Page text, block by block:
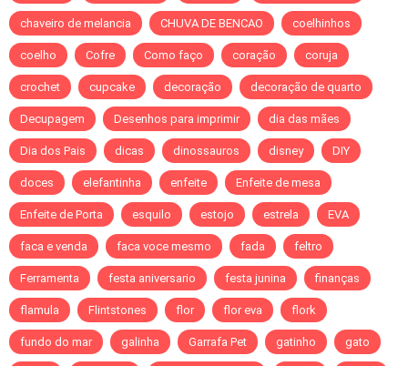
chaveiro de melancia CHUVA DE BENCAO coelhinhos
coelho Cofre Como faço coração coruja
crochet cupcake decoração decoração de quarto
Decupagem Desenhos para imprimir dia das mães
Dia dos Pais dicas dinossauros disney DIY
doces elefantinha enfeite Enfeite de mesa
Enfeite de Porta esquilo estojo estrela EVA
faca e venda faca voce mesmo fada feltro
Ferramenta festa aniversario festa junina finanças
flamula Flintstones flor flor eva flork
fundo do mar galinha Garrafa Pet gatinho gato